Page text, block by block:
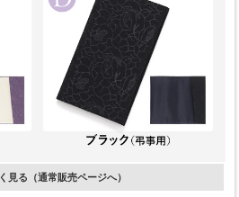
見る（通常販売ページへ）